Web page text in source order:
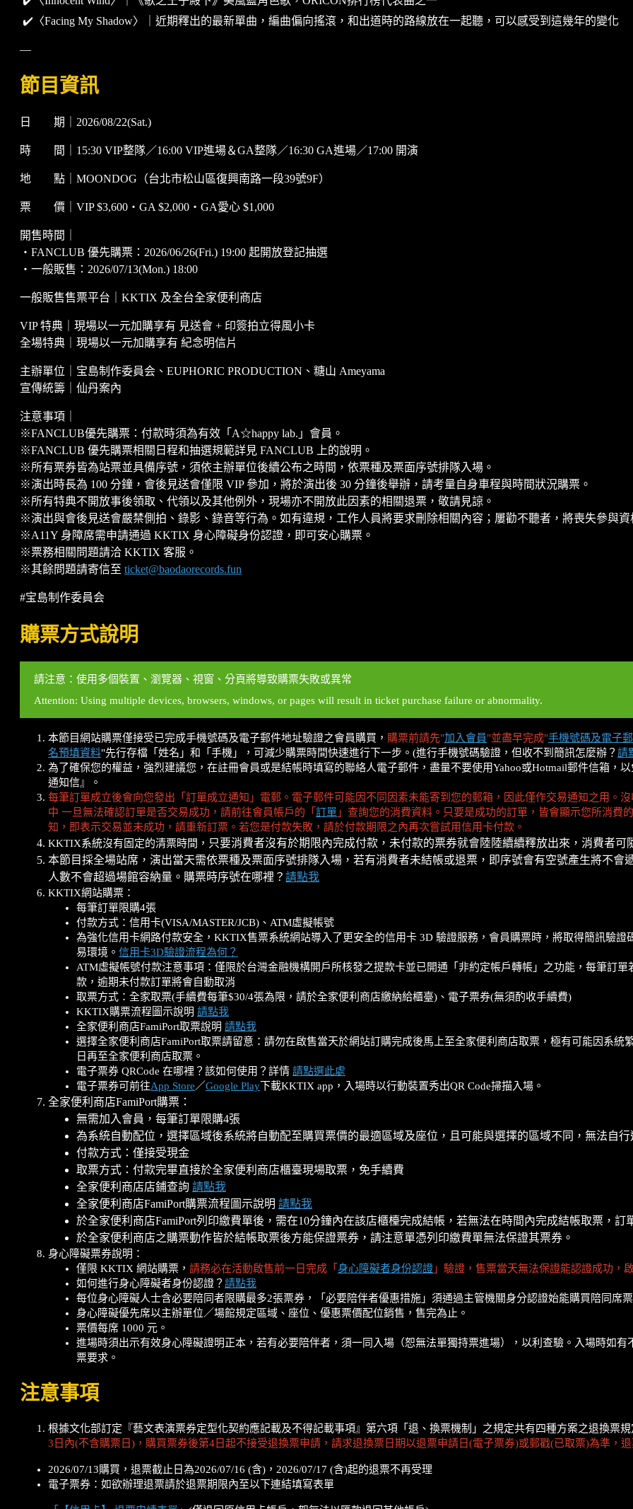
✔️〈Facing My Shadow〉｜近期釋出的最新單曲，編曲偏向搖滾，和出道時的路線放在一起聽，可以感受到這幾年的變化
—
節目資訊
日 期｜2026/08/22(Sat.)
時 間｜15:30 VIP整隊／16:00 VIP進場＆GA整隊／16:30 GA進場／17:00 開演
地 點｜MOONDOG（台北市松山區復興南路一段39號9F）
票 價｜VIP $3,600・GA $2,000・GA愛心 $1,000
開售時間｜
・FANCLUB 優先購票：2026/06/26(Fri.) 19:00 起開放登記抽選
・一般販售：2026/07/13(Mon.) 18:00
一般販售售票平台｜KKTIX 及全台全家便利商店
VIP 特典｜現場以一元加購享有 見送會 + 印簽拍立得風小卡
全場特典｜現場以一元加購享有 紀念明信片
主辦單位｜宝島制作委員会、EUPHORIC PRODUCTION、糖山 Ameyama
宣傳統籌｜仙丹案內
注意事項｜
※FANCLUB優先購票：付款時須為有效「A☆happy lab.」會員。
※FANCLUB 優先購票相關日程和抽選規範詳見 FANCLUB 上的說明。
※所有票券皆為站票並具備序號，須依主辦單位後續公布之時間，依票種及票面序號排隊入場。
※演出時長為 100 分鐘，會後見送會僅限 VIP 參加，將於演出後 30 分鐘後舉辦，請考量自身車程與時間狀況購票。
※所有特典不開放事後領取、代領以及其他例外，現場亦不開放此因素的相關退票，敬請見諒。
※演出與會後見送會嚴禁側拍、錄影、錄音等行為。如有違規，工作人員將要求刪除相關內容；屢勸不聽者，將喪失參與資
※A11Y 身障席需申請通過 KKTIX 身心障礙身份認證，即可安心購票。
※票務相關問題請洽 KKTIX 客服。
※其餘問題請寄信至 ticket@baodaorecords.fun
#宝島制作委員会
購票方式說明
請注意：使用多個裝置、瀏覽器、視窗、分頁將導致購票失敗或異常
Attention: Using multiple devices, browsers, windows, or pages will result in ticket purchase failure or abnormality.
本節目網站購票僅接受已完成手機號碼及電子郵件地址驗證之會員購買， 購票前請先"加入會員"並盡早完成"手機號碼及電子
名預填資料"先行存檔「姓名」和「手機」，可減少購票時間快速進行下一步。(進行手機號碼驗證，但收不到簡訊怎麼辦？ 請
為了確保您的權益，強烈建議您，在註冊會員或是結帳時填寫的聯絡人電子郵件，盡量不要使用Yahoo或Hotmail郵件信箱，
通知信』。
每筆訂單成立後會向您發出「訂單成立通知」電郵。電子郵件可能因不同因素未能寄到您的郵箱，因此僅作交易通知之用。
中 一旦無法確認訂單是否交易成功，請前往會員帳戶的「 訂單 」查詢您的消費資料。只要是成功的訂單，皆會顯示您所消費
知，即表示交易並未成功，請重新訂票。若您是付款失敗，請於付款期限之內再次嘗試用信用卡付款。
KKTIX系統沒有固定的清票時間， 只要消費者沒有於期限內完成付款，未付款的票券就會陸陸續續釋放出來，消費者可
本節目採全場站席，演出當天需依票種及票面序號排隊入場，若有消費者未結帳或退票，即序號會有空號產生將不
人數不會超過場館容納量。購票時序號在哪裡？ 請點我
KKTIX網站購票：
每筆訂單限購4張
付款方式：信用卡(VISA/MASTER/JCB)、ATM虛擬帳號
為強化信用卡網路付款安全，KKTIX售票系統網站導入了更安全的信用卡 3D 驗證服務，會員購票時，將取得簡訊驗
易環境。 信用卡3D驗證流程為何？
ATM虛擬帳號付款注意事項：僅限於台灣金融機構開戶所核發之提款卡並已開通「非約定帳戶轉帳」之功能，每筆訂
款，逾期未付款訂單將會自動取消
取票方式：全家取票(手續費每筆$30/4張為限，請於全家便利商店繳納給櫃臺)、電子票券(無須酌收手續費)
KKTIX購票流程圖示說明 請點我
全家便利商店FamiPort取票說明 請點我
選擇全家便利商店FamiPort取票請留意：請勿在啟售當天於網站訂購完成後馬上至全家便利商店取票，極有可能因系
日再至全家便利商店取票。
電子票券 QRCode 在哪裡？該如何使用？詳情 請點選此處
電子票券可前往App Store／Google Play下載KKTIX app，入場時以行動裝置秀出QR Code掃描入場。
全家便利商店FamiPort購票：
無需加入會員，每筆訂單限購4張
為系統自動配位，選擇區域後系統將自動配至購買票價的最適區域及座位，且可能與選擇的區域不同，無法自行
付款方式：僅接受現金
取票方式：付款完畢直接於全家便利商店櫃臺現場取票，免手續費
全家便利商店店鋪查詢 請點我
全家便利商店FamiPort購票流程圖示說明 請點我
於全家便利商店FamiPort列印繳費單後，需在10分鐘內在該店櫃檯完成結帳，若無法在時間內完成結帳取票，
於全家便利商店之購票動作皆於結帳取票後方能保證票券，請注意單憑列印繳費單無法保證其票券。
身心障礙票券說明：
僅限 KKTIX 網站購票， 請務必在活動啟售前一日完成「 身心障礙者身份認證 」驗證，售票當天無法保證能認證成功，
如何進行身心障礙者身份認證？ 請點我
每位身心障礙人士含必要陪同者限購最多2張票券，「必要陪伴者優惠措施」須通過主管機關身分認證始能購買陪同席
身心障礙優先席以主辦單位／場館規定區域、座位、優惠票價配位銷售，售完為止。
票價每席 1000 元。
進場時須出示有效身心障礙證明正本，若有必要陪伴者，須一同入場（恕無法單獨持票進場），以利查驗。入場時如
票要求。
注意事項
根據文化部訂定『藝文表演票券定型化契約應記載及不得記載事項』第六項「退、換票機制」之規定共有四種方案之退換票規
3日內(不含購票日)，購買票券後第4日起不接受退換票申請，請求退換票日期以退票申請日(電子票券)或郵戳(已取票)為準，
2026/07/13購買，退票截止日為2026/07/16 (含)，2026/07/17 (含)起的退票不再受理
電子票券：如欲辦理退票請於退票期限內至以下連結填寫表單